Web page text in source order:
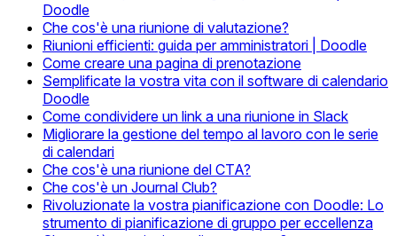
Doodle
Che cos'è una riunione di valutazione?
Riunioni efficienti: guida per amministratori | Doodle
Come creare una pagina di prenotazione
Semplificate la vostra vita con il software di calendario
Doodle
Come condividere un link a una riunione in Slack
Migliorare la gestione del tempo al lavoro con le serie
di calendari
Che cos'è una riunione del CTA?
Che cos'è un Journal Club?
Rivoluzionate la vostra pianificazione con Doodle: Lo
strumento di pianificazione di gruppo per eccellenza